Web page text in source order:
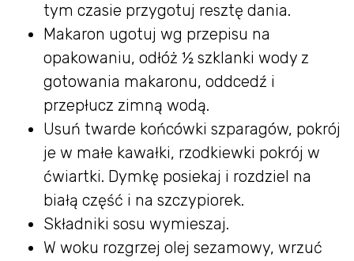
tym czasie przygotuj resztę dania.
Makaron ugotuj wg przepisu na
opakowaniu, odłóż ½ szklanki wody z
gotowania makaronu, oddcedź i
przepłucz zimną wodą.
Usuń twarde końcówki szparagów, pokrój
je w małe kawałki, rzodkiewki pokrój w
ćwiartki. Dymkę posiekaj i rozdziel na
białą część i na szczypiorek.
Składniki sosu wymieszaj.
W woku rozgrzej olej sezamowy, wrzuć